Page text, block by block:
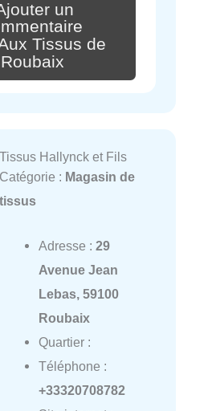
un
Tissus de
Roubaix
Tissus Hallynck et Fils
Catégorie : Magasin de
tissus
Adresse : 29
Avenue Jean
Lebas, 59100
Roubaix
Quartier :
Téléphone :
+33320708782